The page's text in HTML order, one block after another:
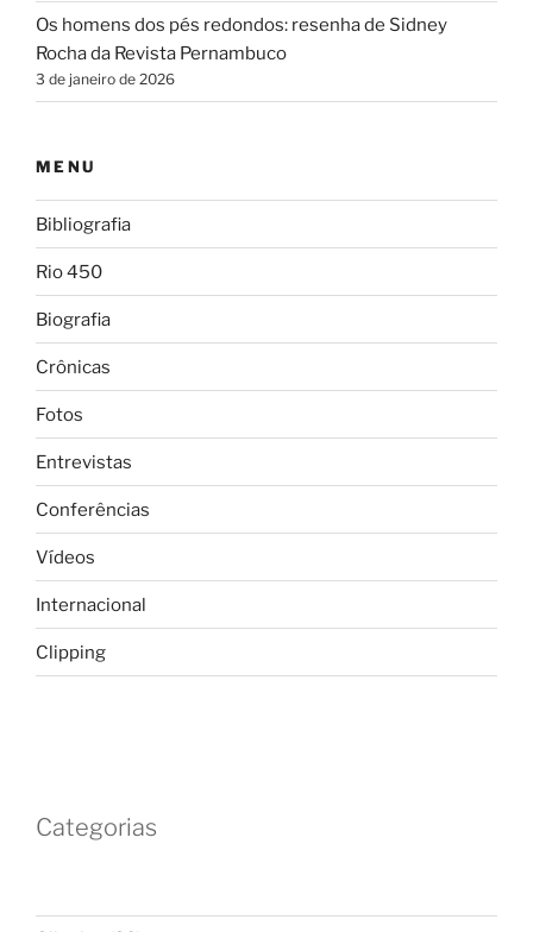
Os homens dos pés redondos: resenha de Sidney
Rocha da Revista Pernambuco
3 de janeiro de 2026
MENU
Bibliografia
Rio 450
Biografia
Crônicas
Fotos
Entrevistas
Conferências
Vídeos
Internacional
Clipping
Categorias